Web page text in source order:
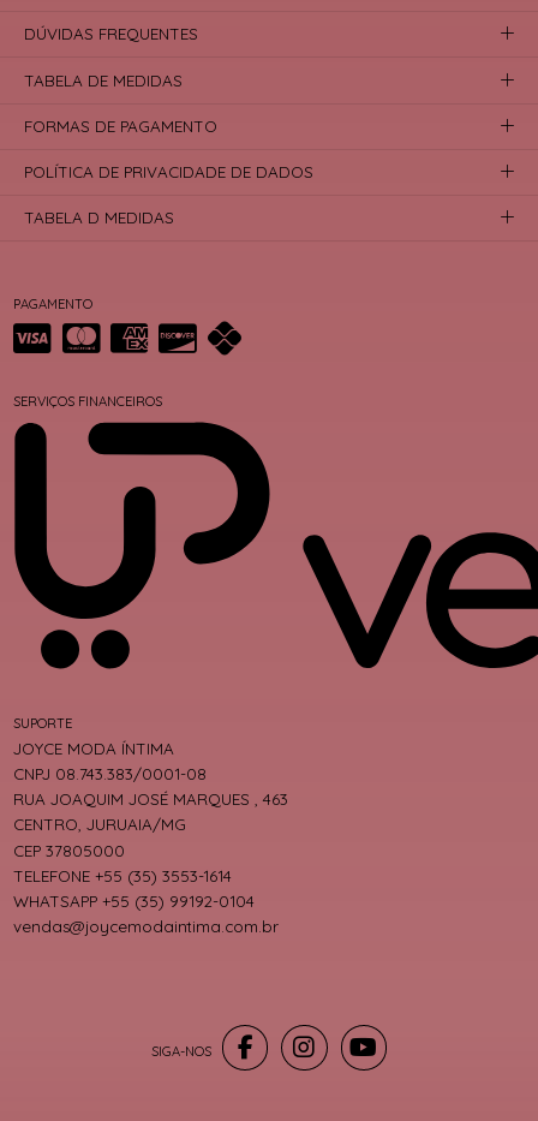
PAGAMENTO
SERVIÇOS FINANCEIROS
SUPORTE
JOYCE MODA ÍNTIMA
CNPJ 08.743.383/0001-08
RUA JOAQUIM JOSÉ MARQUES , 463
CENTRO, JURUAIA/MG
CEP 37805000
TELEFONE +55 (35) 3553-1614
WHATSAPP +55 (35) 99192-0104
vendas@joycemodaintima.com.br
DÚVIDAS FREQUENTES
TABELA DE MEDIDAS
FORMAS DE PAGAMENTO
POLÍTICA DE PRIVACIDADE DE DADOS
TABELA D MEDIDAS